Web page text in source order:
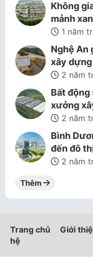
Không
mảnh
1 năm
Nghệ An
xây
2 năm
Bất động
xưởng
2 năm
Bình
đến đô
2 năm
Thêm
Trang chủ Giới
hệ